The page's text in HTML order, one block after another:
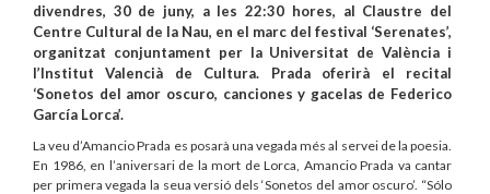
divendres, 30 de juny, a les 22:30 hores, al Claustre del
Centre Cultural de la Nau, en el marc del festival ‘Serenates’,
organitzat conjuntament per la Universitat de València i
l’Institut Valencià de Cultura. Prada oferirà el recital
‘Sonetos del amor oscuro, canciones y gacelas de Federico
García Lorca’.
La veu d’Amancio Prada es posarà una vegada més al servei de la poesia.
En 1986, en l’aniversari de la mort de Lorca, Amancio Prada va cantar
per primera vegada la seua versió dels ‘Sonetos del amor oscuro’. “Sólo